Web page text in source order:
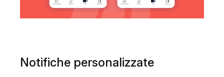
Notifiche personalizzate